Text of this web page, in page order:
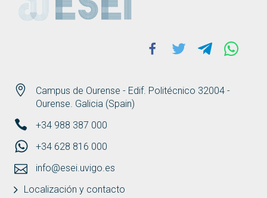
Campus de Ourense - Edif. Politécnico 32004 -
Ourense. Galicia (Spain)
+34 988 387 000
+34 628 816 000
info@esei.uvigo.es
Localización y contacto
Facebook
Twitter Telegram